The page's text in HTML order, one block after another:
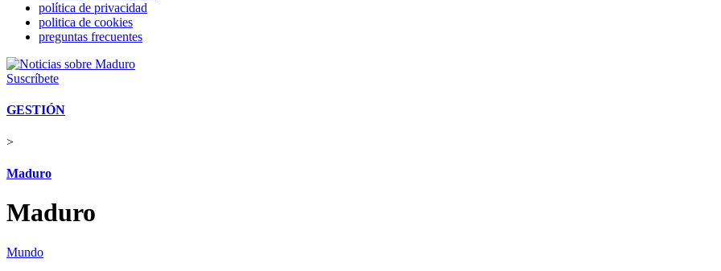
política de privacidad
politica de cookies
preguntas frecuentes
Suscríbete
GESTIÓN
>
Maduro
Maduro
Mundo